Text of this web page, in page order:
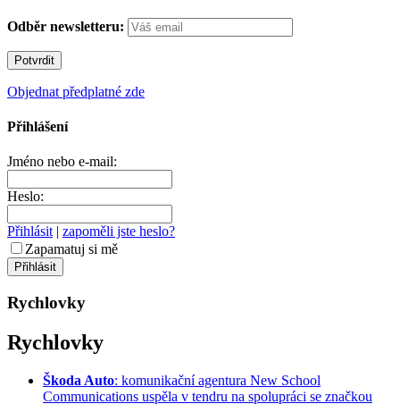
Odběr newsletteru:
Objednat předplatné zde
Přihlášení
Jméno nebo e-mail:
Heslo:
Přihlásit | zapoměli jste heslo?
Zapamatuj si mě
Rychlovky
Rychlovky
Škoda Auto: komunikační agentura New School
Communications uspěla v tendru na spolupráci se značkou